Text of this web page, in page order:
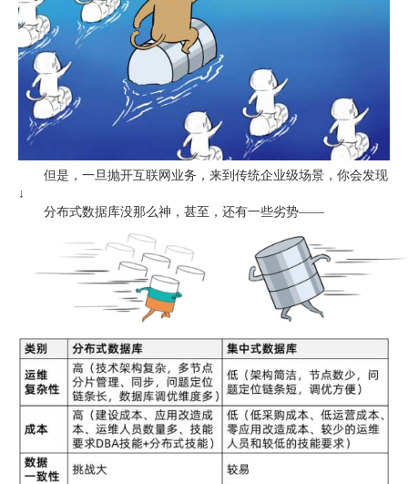
但是，一旦抛开互联网业务，来到传统企业级场景，你会发现
↓
分布式数据库没那么神，甚至，还有一些劣势——